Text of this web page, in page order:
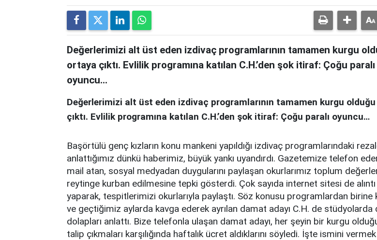
Değerlerimizi alt üst eden izdivaç programlarının tamamen kurgu
ortaya çıktı. Evlilik programına katılan C.H.’den şok itiraf: Çoğu paralı
oyuncu…
Değerlerimizi alt üst eden izdivaç programlarının tamamen kurgu
çıktı. Evlilik programına katılan C.H.’den şok itiraf: Çoğu paralı oyuncu…
Başörtülü genç kızların konu mankeni yapıldığı izdivaç programlarındaki
anlattığımız dünkü haberimiz, büyük yankı uyandırdı. Gazetemize telefon
mail atan, sosyal medyadan duygularını paylaşan okurlarımız toplum
reytinge kurban edilmesine tepki gösterdi. Çok sayıda internet sitesi de alıntı
yaparak, tespitlerimizi okurlarıyla paylaştı. Söz konusu programlardan birine
ve geçtiğimiz aylarda kavga ederek ayrılan damat adayı C.H. de stüdyolarda
dolapları anlattı. Bize telefonla ulaşan damat adayı, her şeyin bir kurgu
talip çıkmaları karşılığında haftalık ücret aldıklarını söyledi. İşte ismini vermek